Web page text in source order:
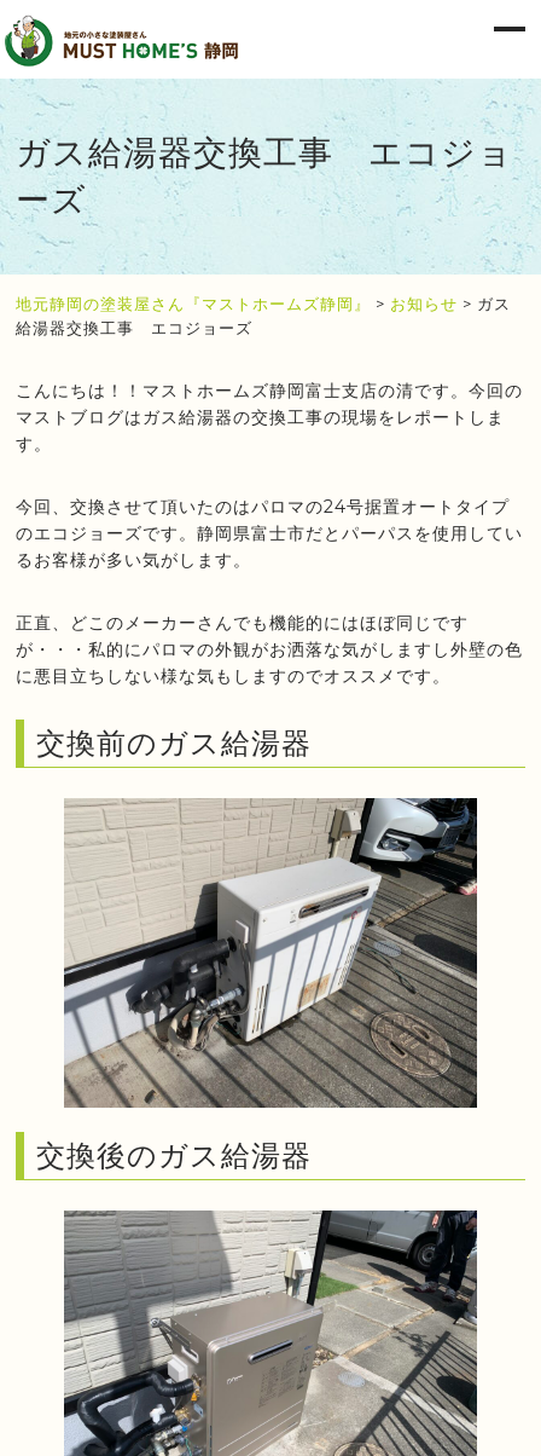
ガス給湯器交換工事 エコジョ
ーズ
地元静岡の塗装屋さん『マストホームズ静岡』 > お知らせ > ガス
給湯器交換工事 エコジョーズ
こんにちは！！マストホームズ静岡富士支店の清です。今回の
マストブログはガス給湯器の交換工事の現場をレポートしま
す。
今回、交換させて頂いたのはパロマの24号据置オートタイプ
のエコジョーズです。静岡県富士市だとパーパスを使用してい
るお客様が多い気がします。
正直、どこのメーカーさんでも機能的にはほぼ同じです
が・・・私的にパロマの外観がお洒落な気がしますし外壁の色
に悪目立ちしない様な気もしますのでオススメです。
交換前のガス給湯器
交換後のガス給湯器